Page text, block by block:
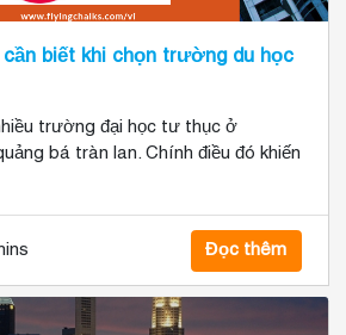
cần biết khi chọn trường du học
trường đại học tư thục ở
bá tràn lan. Chính điều đó khiến
Đọc thêm